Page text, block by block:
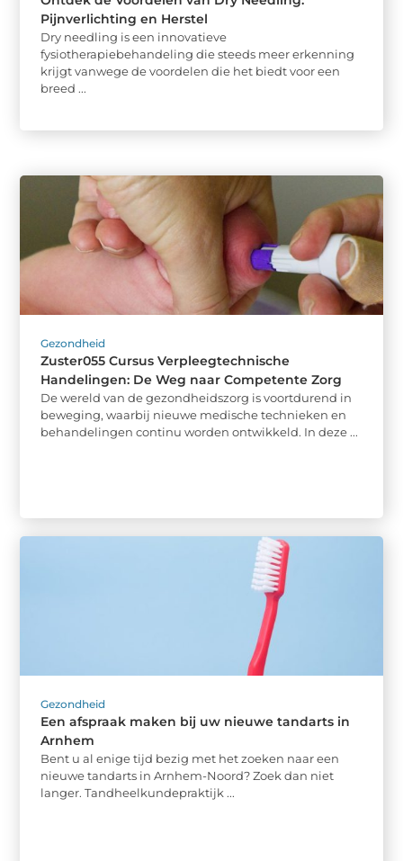
Pijnverlichting en Herstel
Dry needling is een innovatieve
fysiotherapiebehandeling die steeds meer erkenning
krijgt vanwege de voordelen die het biedt voor een
breed ...
Gezondheid
Zuster055 Cursus Verpleegtechnische
Handelingen: De Weg naar Competente Zorg
De wereld van de gezondheidszorg is voortdurend in
beweging, waarbij nieuwe medische technieken en
behandelingen continu worden ontwikkeld. In deze ...
Gezondheid
Een afspraak maken bij uw nieuwe tandarts in
Arnhem
Bent u al enige tijd bezig met het zoeken naar een
nieuwe tandarts in Arnhem-Noord? Zoek dan niet
langer. Tandheelkundepraktijk ...